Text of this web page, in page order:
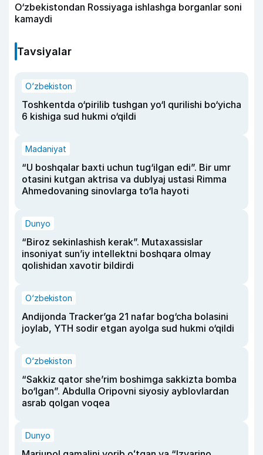
O‘zbekistondan Rossiyaga ishlashga borganlar soni
kamaydi
Tavsiyalar
O‘zbekiston
Toshkentda o‘pirilib tushgan yo‘l qurilishi bo‘yicha
6 kishiga sud hukmi o‘qildi
Madaniyat
“U boshqalar baxti uchun tug‘ilgan edi”. Bir umr
otasini kutgan aktrisa va dublyaj ustasi Rimma
Ahmedovaning sinovlarga to‘la hayoti
Dunyo
“Biroz sekinlashish kerak”. Mutaxassislar
insoniyat sun’iy intellektni boshqara olmay
qolishidan xavotir bildirdi
O‘zbekiston
Andijonda Tracker’ga 21 nafar bog‘cha bolasini
joylab, YTH sodir etgan ayolga sud hukmi o‘qildi
O‘zbekiston
“Sakkiz qator she’rim boshimga sakkizta bomba
bo‘lgan”. Abdulla Oripovni siyosiy ayblovlardan
asrab qolgan voqea
Dunyo